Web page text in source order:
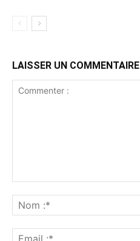
LAISSER UN COMMENTAIRE